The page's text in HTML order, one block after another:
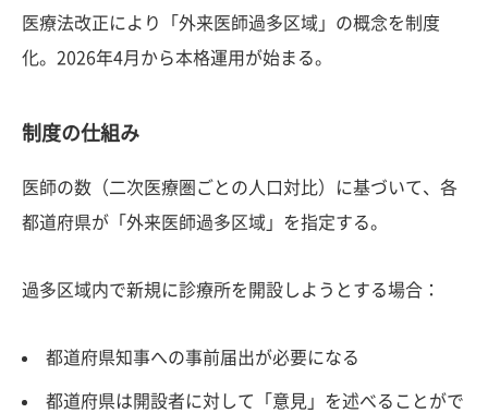
医療法改正により「外来医師過多区域」の概念を制度
化。2026年4月から本格運用が始まる。
制度の仕組み
医師の数（二次医療圏ごとの人口対比）に基づいて、各
都道府県が「外来医師過多区域」を指定する。
過多区域内で新規に診療所を開設しようとする場合：
都道府県知事への事前届出が必要になる
都道府県は開設者に対して「意見」を述べることがで